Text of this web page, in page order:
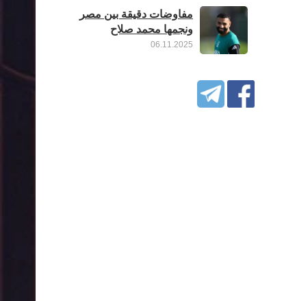
مفاوضات دقيقة بين مصر
ونجمها محمد صلاح
06.11.2025